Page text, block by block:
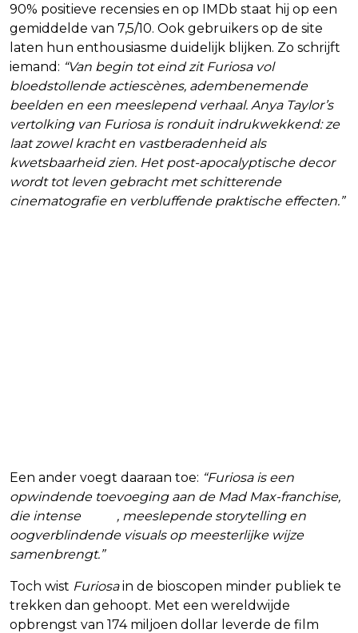
90% positieve recensies en op IMDb staat hij op een
gemiddelde van 7,5/10. Ook gebruikers op de site
laten hun enthousiasme duidelijk blijken. Zo schrijft
iemand: “Van begin tot eind zit Furiosa vol
bloedstollende actiescènes, adembenemende
beelden en een meeslepend verhaal. Anya Taylor’s
vertolking van Furiosa is ronduit indrukwekkend: ze
laat zowel kracht en vastberadenheid als
kwetsbaarheid zien. Het post-apocalyptische decor
wordt tot leven gebracht met schitterende
cinematografie en verbluffende praktische effecten.”
Een ander voegt daaraan toe: “Furiosa is een
opwindende toevoeging aan de Mad Max-franchise,
die intense
, meeslepende storytelling en
oogverblindende visuals op meesterlijke wijze
samenbrengt.”
Toch wist Furiosain de bioscopen minder publiek te
trekken dan gehoopt. Met een wereldwijde
opbrengst van 174 miljoen dollar leverde de film